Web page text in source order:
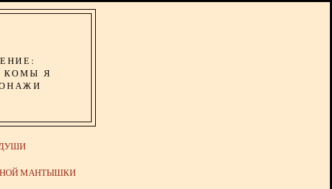
КОМЫ Я
ДУШИ
МАНТЫШКИ